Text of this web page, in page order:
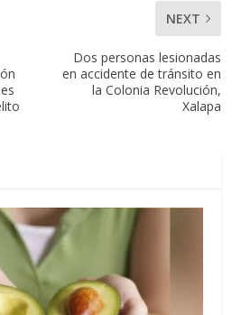
NEXT
Dos personas lesionadas
en accidente de tránsito en
la Colonia Revolución,
Xalapa